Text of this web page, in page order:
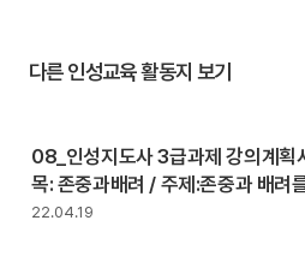
다른 인성교육 활동지 보기
08_인성지도사 3급과제 강의계획
목: 존중과배려 / 주제:존중과 배려
성 병영생활 특강 ]
22.04.19